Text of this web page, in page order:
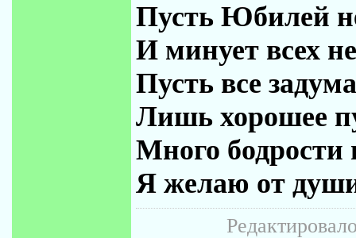
Пусть Юбилей
И минует всех
Пусть все
Лишь хорошее
Много бодрости
Я желаю от